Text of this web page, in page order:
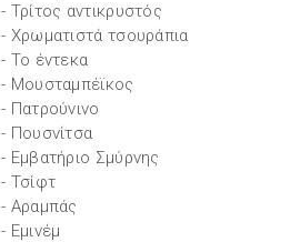
- Τρίτος αντικρυστός
- Χρωματιστά τσουράπια
- Το έντεκα
- Μουσταμπέϊκος
- Πατρούνινο
- Πουσνίτσα
- Εμβατήριο Σμύρνης
- Τσίφτ
- Αραμπάς
- Εμινέμ